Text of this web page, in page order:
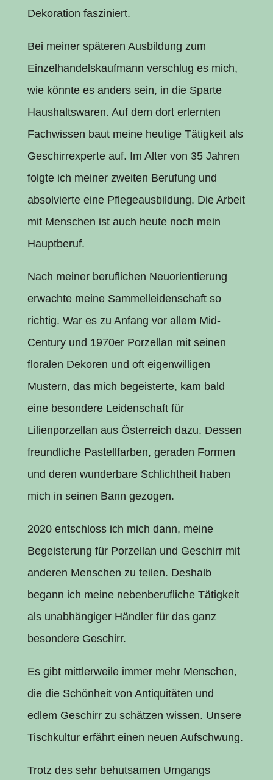
Dekoration fasziniert.
Bei meiner späteren Ausbildung zum
Einzelhandelskaufmann verschlug es mich,
wie könnte es anders sein, in die Sparte
Haushaltswaren. Auf dem dort erlernten
Fachwissen baut meine heutige Tätigkeit als
Geschirrexperte auf. Im Alter von 35 Jahren
folgte ich meiner zweiten Berufung und
absolvierte eine Pflegeausbildung. Die Arbeit
mit Menschen ist auch heute noch mein
Hauptberuf.
Nach meiner beruflichen Neuorientierung
erwachte meine Sammelleidenschaft so
richtig. War es zu Anfang vor allem Mid-
Century und 1970er Porzellan mit seinen
floralen Dekoren und oft eigenwilligen
Mustern, das mich begeisterte, kam bald
eine besondere Leidenschaft für
Lilienporzellan aus Österreich dazu. Dessen
freundliche Pastellfarben, geraden Formen
und deren wunderbare Schlichtheit haben
mich in seinen Bann gezogen.
2020 entschloss ich mich dann, meine
Begeisterung für Porzellan und Geschirr mit
anderen Menschen zu teilen. Deshalb
begann ich meine nebenberufliche Tätigkeit
als unabhängiger Händler für das ganz
besondere Geschirr.
Es gibt mittlerweile immer mehr Menschen,
die die Schönheit von Antiquitäten und
edlem Geschirr zu schätzen wissen. Unsere
Tischkultur erfährt einen neuen Aufschwung.
Trotz des sehr behutsamen Umgangs